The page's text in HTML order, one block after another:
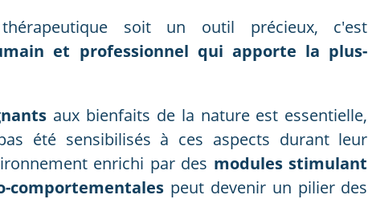
soit un outil précieux, c'est
et professionnel qui apporte la plus-
aux bienfaits de la nature est essentielle,
été sensibilisés à ces aspects durant leur
enrichi par des modules stimulant
comportementalespeut devenir un pilier des